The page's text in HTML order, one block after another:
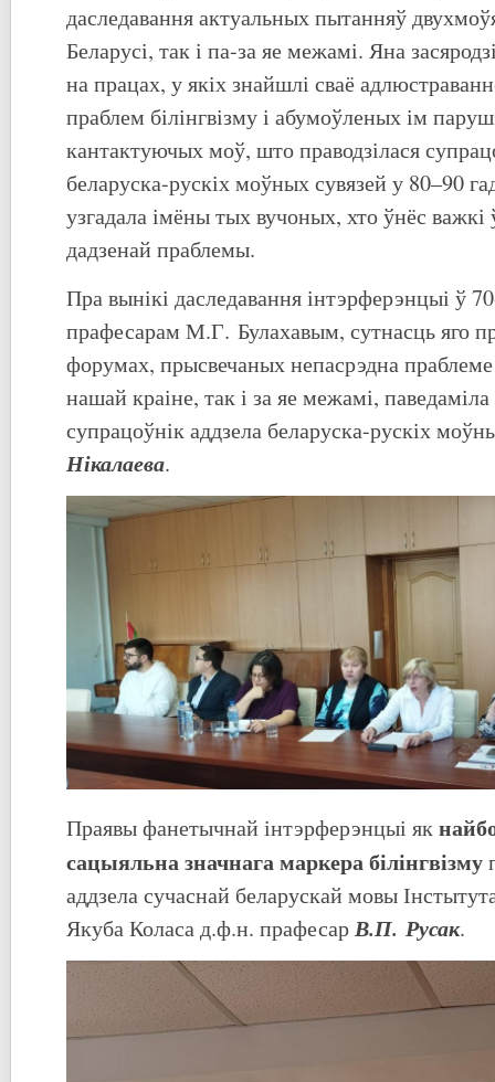
даследавання актуальных пытанняў
Беларусі, так і па-за яе межамі. Яна
на працах, у якіх знайшлі сваё
праблем білінгвізму і абумоўленых ім
кантактуючых моў, што праводзілася
беларуска-рускіх моўных сувязей у 80–90
узгадала імёны тых вучоных, хто ўнёс
дадзенай праблемы.
Пра вынікі даследавання інтэрферэнцыі ў
прафесарам М.Г. Булахавым, сутнасць яго
форумах, прысвечаных непасрэдна
нашай краіне, так і за яе межамі,
супрацоўнік аддзела беларуска-рускіх
Нікалаева.
Праявы фанетычнай інтэрферэнцыі як
сацыяльна значнага маркера білінгвізму
аддзела сучаснай беларускай мовы
Якуба Коласа д.ф.н. прафесарВ.П. Русак.